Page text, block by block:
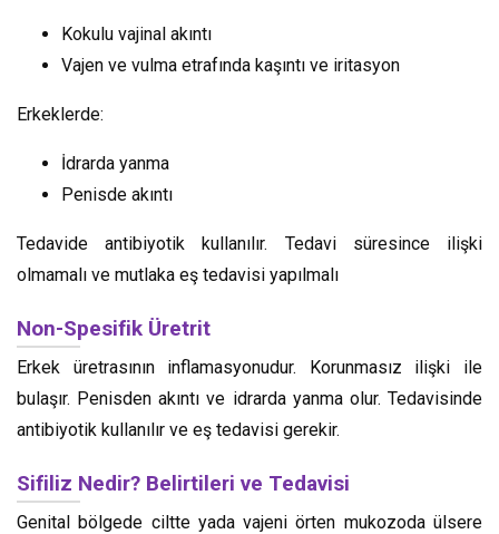
Kokulu vajinal akıntı
Vajen ve vulma etrafında kaşıntı ve iritasyon
Erkeklerde:
İdrarda yanma
Penisde akıntı
Tedavide antibiyotik kullanılır. Tedavi süresince ilişki
olmamalı ve mutlaka eş tedavisi yapılmalı
Non-Spesifik Üretrit
Erkek üretrasının inflamasyonudur. Korunmasız ilişki ile
bulaşır. Penisden akıntı ve idrarda yanma olur. Tedavisinde
antibiyotik kullanılır ve eş tedavisi gerekir.
Sifiliz Nedir? Belirtileri ve Tedavisi
Genital bölgede ciltte yada vajeni örten mukozoda ülsere